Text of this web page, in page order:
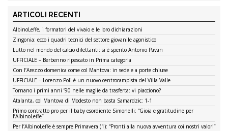
ARTICOLI RECENTI
AlbinoLeffe, i formatori del vivaio e le loro dichiarazioni
Zingonia: ecco i quadri tecnici del settore giovanile agonistico
Lutto nel mondo del calcio dilettanti: si è spento Antonio Pavan
UFFICIALE – Berbenno ripescato in Prima categoria
Con l’Arezzo domenica come col Mantova: in sede e a porte chiuse
UFFICIALE – Lorenzo Poli è un nuovo centrocampista del Villa Valle
Tornano i primi anni ’90 nelle maglie da trasferta: vi piacciono?
Atalanta, col Mantova di Modesto non basta Samardzic: 1-1
Primo contratto pro per il baby esordiente Simonelli: “Gioia e gratitudine per
l’AlbinoLeffe”
Per l’AlbinoLeffe è sempre Primavera (1): “Pronti alla nuova avventura coi nostri valori”